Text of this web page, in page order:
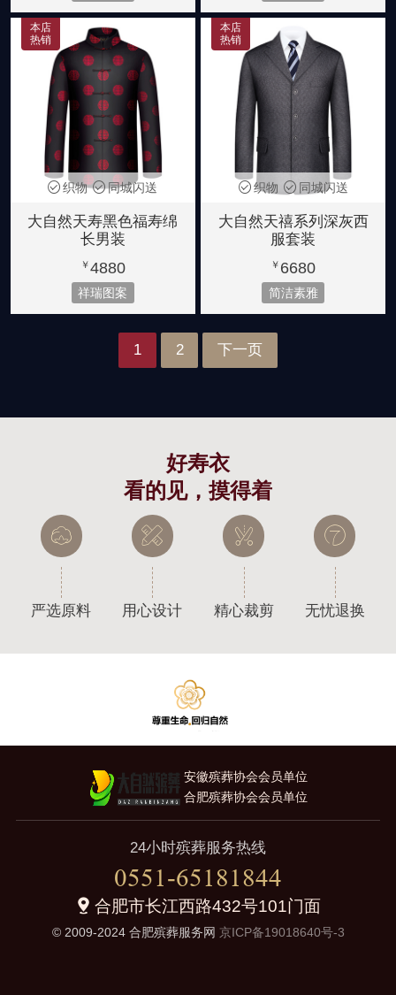
本店
热销
织物 同城闪送
大自然天寿黑色福寿绵
长男装
￥4880
祥瑞图案
本店
热销
织物 同城闪送
大自然天禧系列深灰西
服套装
￥ 6680
简洁素雅
1 2 下一页
好寿衣
看的见，摸得着
严选原料 用心设计 精心裁剪 无忧退换
安徽殡葬协会会员单位
合肥殡葬协会会员单位
24小时殡葬服务热线
0551-65181844
合肥市长江西路432号101门面
© 2009-2024 合肥殡葬服务网 京ICP备19018640号-3